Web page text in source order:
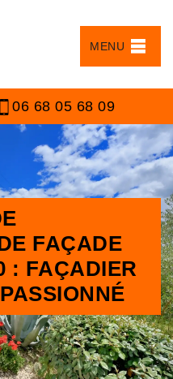
MENU
06 68 05 68 09
FAÇADE
: FAÇADIER